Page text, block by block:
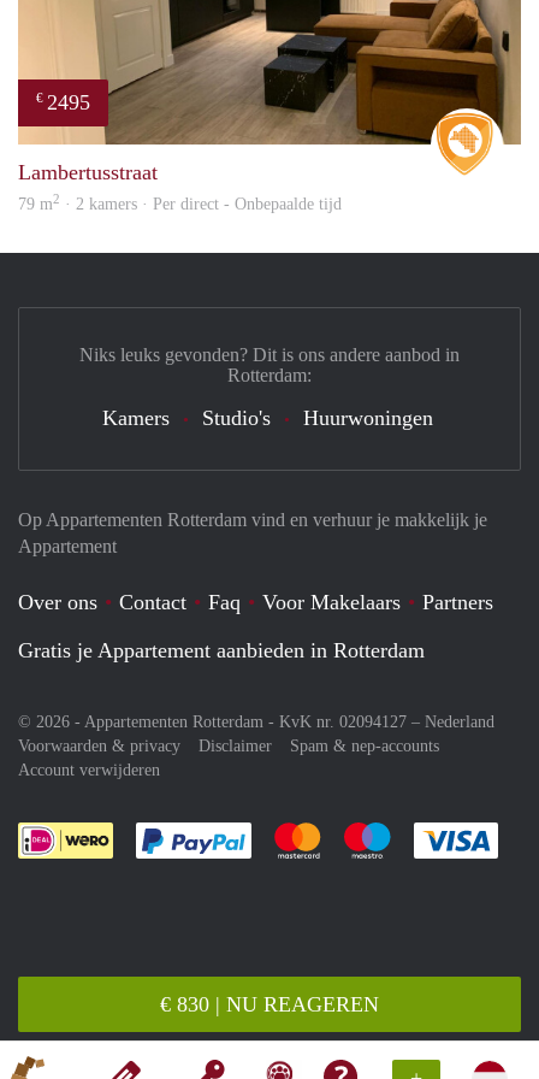
€ 830 | NU REAGEREN
€ 2495
Lambertusstraat
79 m2 · 2 kamers · Per direct - Onbepaalde tijd
Op Appartementen Rotterdam vind en verhuur je makkelijk je
Appartement
Over ons Contact Faq Voor Makelaars
Partners
Gratis je Appartement aanbieden in Rotterdam
© 2026 - Appartementen Rotterdam - KvK nr. 02094127 – Nederland
Voorwaarden & privacy
Disclaimer
Spam & nep-accounts
Account verwijderen
Je rekent gemakkelijk af met Paypal
Je rekent gemakkelijk af met
Je rekent
Niks leuks gevonden? Dit is ons andere aanbod in
Rotterdam:
Kamers Studio's Huurwoningen